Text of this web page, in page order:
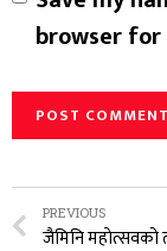
browser
PREVIOUS